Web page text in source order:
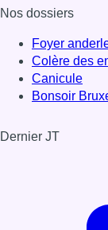
Nos dossiers
Foyer
Colère des
Canicule
Bonsoir
Dernier JT